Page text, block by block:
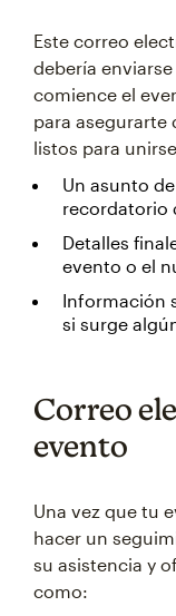
Este correo
debería
comience el
para asegurarte
listos para
Un asunto
recordatorio
Detalles
evento o el
Información
si surge
Correo
evento
Una vez que tu
hacer un
su asistencia y
como: